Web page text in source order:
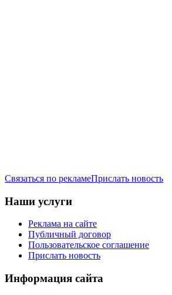
Связаться по рекламеПрислать новость
Наши услуги
Реклама на сайте
Публичный договор
Пользовательское соглашение
Прислать новость
Информация сайта